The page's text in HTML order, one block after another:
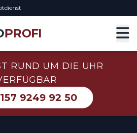
PROFI
RUND UM DIE UHR
9249 92 50